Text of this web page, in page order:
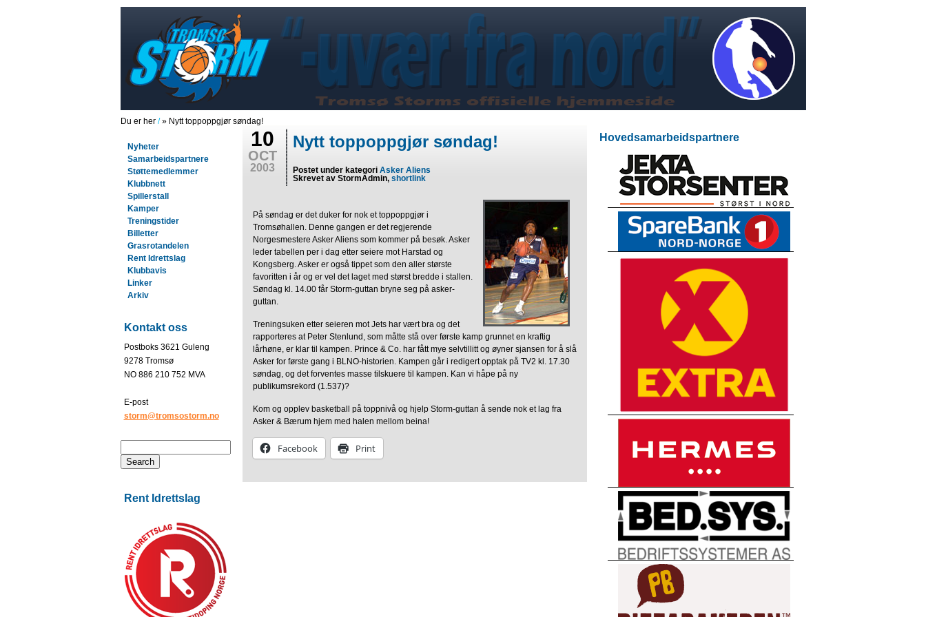
Du er her /» Nytt toppoppgjør søndag!
Nyheter
Samarbeidspartnere
Støttemedlemmer
Klubbnett
Spillerstall
Kamper
Treningstider
Billetter
Grasrotandelen
Rent Idrettslag
Klubbavis
Linker
Arkiv
Kontakt oss
Postboks 3621 Guleng
9278 Tromsø
NO 886 210 752 MVA
E-post
storm@tromsostorm.no
Rent Idrettslag
10
OCT
2003
Nytt toppoppgjør søndag!
Postet under kategori Asker Aliens
Skrevet av StormAdmin, shortlink
På søndag er det duker for nok et toppoppgjør i
Tromsøhallen. Denne gangen er det regjerende
Norgesmestere Asker Aliens som kommer på besøk. Asker
leder tabellen per i dag etter seiere mot Harstad og
Kongsberg. Asker er også tippet som den aller største
favoritten i år og er vel det laget med størst bredde i stallen.
Søndag kl. 14.00 får Storm-guttan bryne seg på asker-
guttan.
Treningsuken etter seieren mot Jets har vært bra og det
rapporteres at Peter Stenlund, som måtte stå over første kamp grunnet en kraftig
lårhøne, er klar til kampen. Prince & Co. har fått mye selvtillitt og øyner sjansen for å slå
Asker for første gang i BLNO-historien. Kampen går i redigert opptak på TV2 kl. 17.30
søndag, og det forventes masse tilskuere til kampen. Kan vi håpe på ny
publikumsrekord (1.537)?
Kom og opplev basketball på toppnivå og hjelp Storm-guttan å sende nok et lag fra
Asker & Bærum hjem med halen mellom beina!
Facebook Print
Hovedsamarbeidspartnere